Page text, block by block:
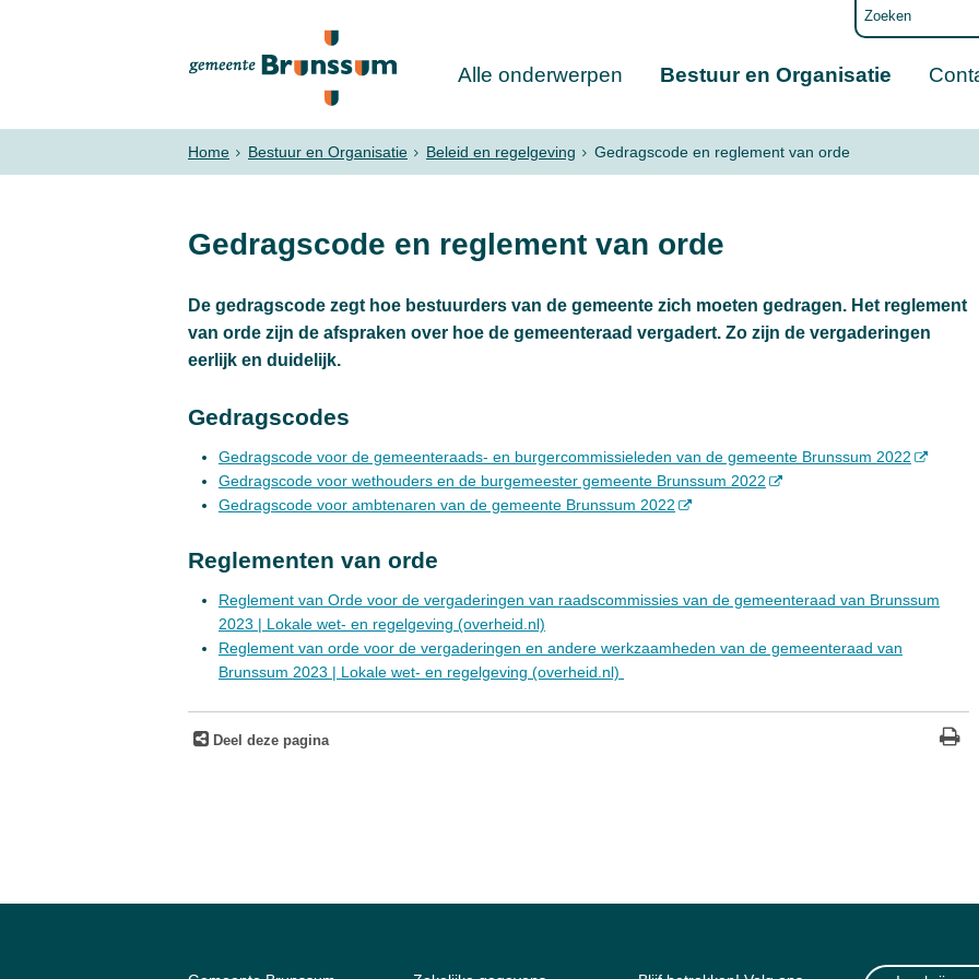
Alle onderwerpen Bestuur en Organisatie
Home Bestuur en Organisatie Beleid en regelgeving Gedragscode en reglement van orde
Gedragscode en reglement van orde
De gedragscode zegt hoe bestuurders van de gemeente zich moeten gedragen. Het reglement
van orde zijn de afspraken over hoe de gemeenteraad vergadert. Zo zijn de vergaderingen
eerlijk en duidelijk.
Gedragscodes
Gedragscode voor de gemeenteraads- en burgercommissieleden van de gemeente Brunssum 2022
Gedragscode voor wethouders en de burgemeester gemeente Brunssum 2022
Gedragscode voor ambtenaren van de gemeente Brunssum 2022
Reglementen van orde
Reglement van Orde voor de vergaderingen van raadscommissies van de gemeenteraad van Brunssum
2023 | Lokale wet- en regelgeving (overheid.nl)
Reglement van orde voor de vergaderingen en andere werkzaamheden van de gemeenteraad van
Brunssum 2023 | Lokale wet- en regelgeving (overheid.nl)
Deel deze pagina